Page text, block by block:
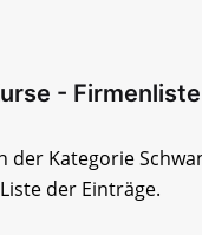
-
der Kategorie
der Einträge.